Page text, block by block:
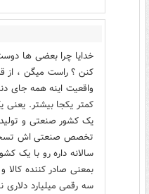
خدایا چرا بعضی ها
کنن ؟ راست میگن ، از
واقعیت اینه همه جای
کمتر یکجا بیشتر.
یک کشور صنعتی و تولید
تخصص صنعتی اش تسخیر
سالانه داره رو با یک
بمعنی صادر کننده کالا
سه رقمی میلیارد